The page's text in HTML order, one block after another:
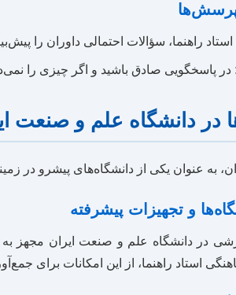
پرسش‌ها
راهنما، سؤالات احتمالی داوران را
در پاسخگویی صادق باشید و اگر چیزی را
در دانشگاه علم و صنعت
به عنوان یکی از دانشگاه‌های پیشرو در
و تجهیزات پیشرفته
در دانشگاه علم و صنعت ایران مجهز
استاد راهنما، از این امکانات برای